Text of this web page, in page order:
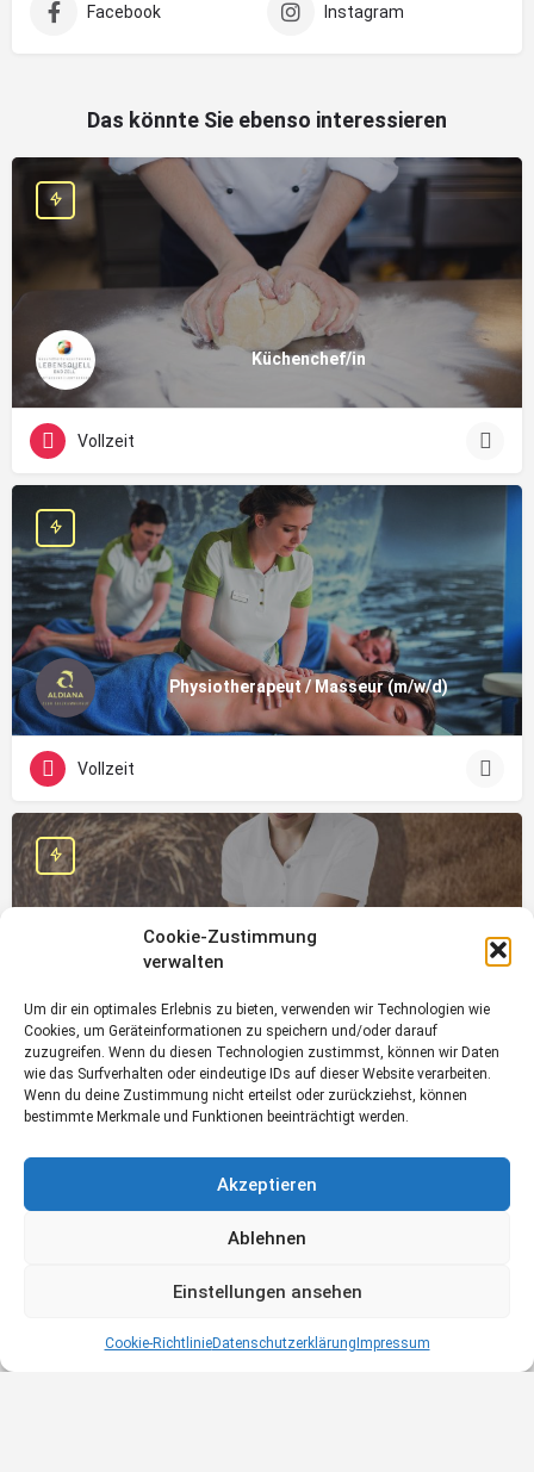
Cookie-Zustimmung
verwalten
Um dir ein optimales Erlebnis zu bieten, verwenden wir Technologien wie
Cookies, um Geräteinformationen zu speichern und/oder darauf
zuzugreifen. Wenn du diesen Technologien zustimmst, können wir Daten
wie das Surfverhalten oder eindeutige IDs auf dieser Website verarbeiten.
Wenn du deine Zustimmung nicht erteilst oder zurückziehst, können
bestimmte Merkmale und Funktionen beeinträchtigt werden.
Akzeptieren
Ablehnen
Einstellungen ansehen
Cookie-RichtlinieDatenschutzerklärung Impressum
Facebook Instagram
Das könnte Sie ebenso interessieren
Küchenchef/in
Vollzeit
Physiotherapeut / Masseur (m/w/d)
Vollzeit
Masseur (m/w)
Vollzeit